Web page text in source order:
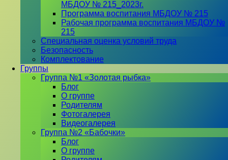
МБДОУ № 215_2023г.
Программа воспитания МБДОУ № 215
Рабочая программа воспитания МБДОУ №
215
Специальная оценка условий труда
Безопасность
Комплектование
Группы
Группа №1 «Золотая рыбка»
Блог
О группе
Родителям
Фотогалерея
Видеогалерея
Группа №2 «Бабочки»
Блог
О группе